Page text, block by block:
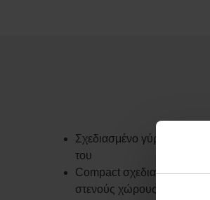
Σχεδιασμένο γύρω από τον
του
Compact σχεδιασμός με
στενούς χώρους